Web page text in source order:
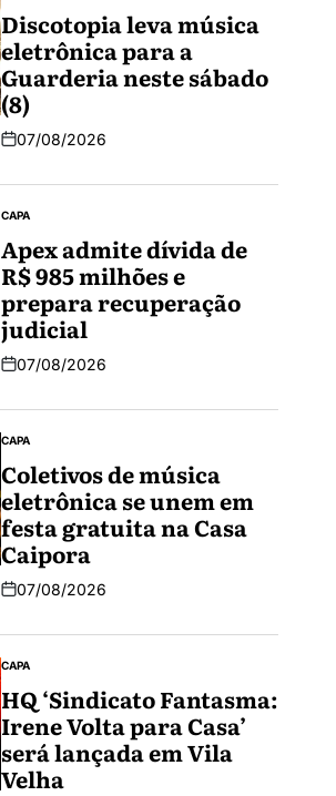
Discotopia leva música
eletrônica para a
Guarderia neste sábado
(8)
07/08/2026
CAPA
Apex admite dívida de
R$ 985 milhões e
prepara recuperação
judicial
07/08/2026
CAPA
Coletivos de música
eletrônica se unem em
festa gratuita na Casa
Caipora
07/08/2026
CAPA
HQ ‘Sindicato Fantasma:
Irene Volta para Casa’
será lançada em Vila
Velha